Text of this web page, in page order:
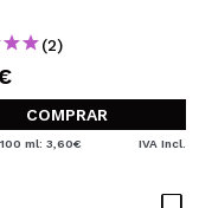
(2)
COMPRAR
ml: 3,60€ IVA Incl.